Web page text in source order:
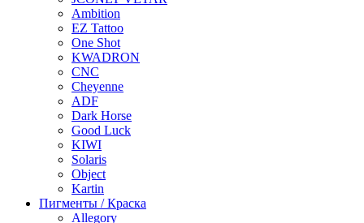
Ambition
EZ Tattoo
One Shot
KWADRON
CNC
Cheyenne
ADF
Dark Horse
Good Luck
KIWI
Solaris
Object
Kartin
Пигменты / Краска
Allegory